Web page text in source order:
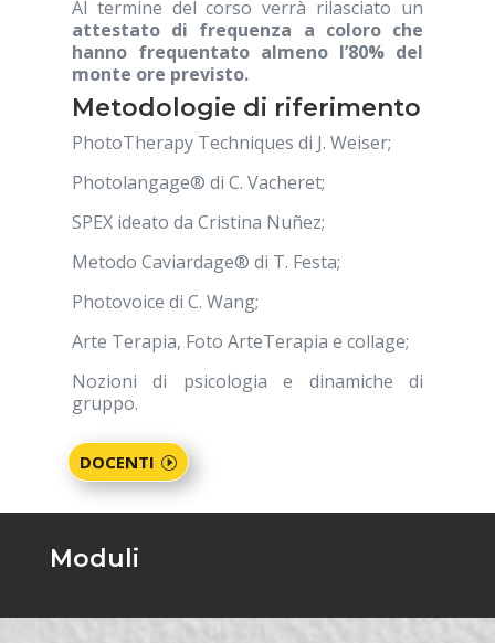
Al termine del corso verrà rilasciato un
attestato di frequenza a coloro che
hanno frequentato almeno l’80% del
monte ore previsto.
Metodologie di riferimento
PhotoTherapy Techniques di J. Weiser;
Photolangage® di C. Vacheret;
SPEX ideato da Cristina Nuñez;
Metodo Caviardage® di T. Festa;
Photovoice di C. Wang;
Arte Terapia, Foto ArteTerapia e collage;
Nozioni di psicologia e dinamiche di
gruppo.
DOCENTI
Moduli